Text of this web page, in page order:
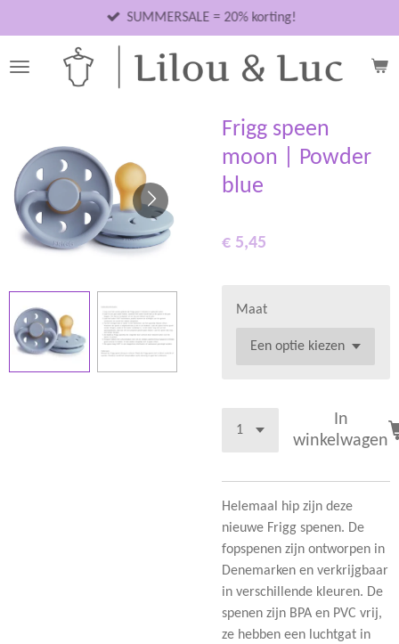
direct
naar
SUMMERSALE = 20% korting!
Frigg speen
moon | Powder
blue
€ 5,45
Maat
In
winkelwagen
Helemaal hip zijn deze
nieuwe Frigg spenen. De
fopspenen zijn ontworpen in
Denemarken en verkrijgbaar
in verschillende kleuren. De
spenen zijn BPA en PVC vrij,
ze hebben een luchtgat in